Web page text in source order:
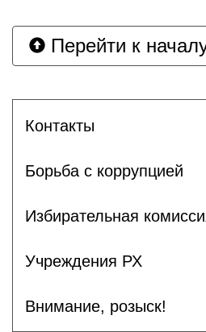
Перейти к
Контакты
Борьба с коррупцией
Избирательная
Учреждения РХ
Внимание, розыск!